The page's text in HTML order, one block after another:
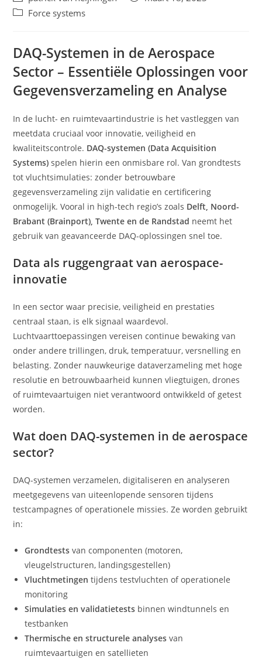
auteur:
Berichtcategorie:
Force systems
DAQ-Systemen in de Aerospace
Sector – Essentiële Oplossingen voor
Gegevensverzameling en Analyse
In de lucht- en ruimtevaartindustrie is het vastleggen van
meetdata cruciaal voor innovatie, veiligheid en
kwaliteitscontrole. DAQ-systemen (Data Acquisition
Systems) spelen hierin een onmisbare rol. Van grondtests
tot vluchtsimulaties: zonder betrouwbare
gegevensverzameling zijn validatie en certificering
onmogelijk. Vooral in high-tech regio’s zoals Delft, Noord-
Brabant (Brainport), Twente en de Randstad neemt het
gebruik van geavanceerde DAQ-oplossingen snel toe.
Data als ruggengraat van aerospace-
innovatie
In een sector waar precisie, veiligheid en prestaties
centraal staan, is elk signaal waardevol.
Luchtvaarttoepassingen vereisen continue bewaking van
onder andere trillingen, druk, temperatuur, versnelling en
belasting. Zonder nauwkeurige dataverzameling met hoge
resolutie en betrouwbaarheid kunnen vliegtuigen, drones
of ruimtevaartuigen niet verantwoord ontwikkeld of getest
worden.
Wat doen DAQ-systemen in de aerospace
sector?
DAQ-systemen verzamelen, digitaliseren en analyseren
meetgegevens van uiteenlopende sensoren tijdens
testcampagnes of operationele missies. Ze worden gebruikt
in:
Grondtests van componenten (motoren,
vleugelstructuren, landingsgestellen)
Vluchtmetingen tijdens testvluchten of operationele
monitoring
Simulaties en validatietests binnen windtunnels en
testbanken
Thermische en structurele analyses van
ruimtevaartuigen en satellieten